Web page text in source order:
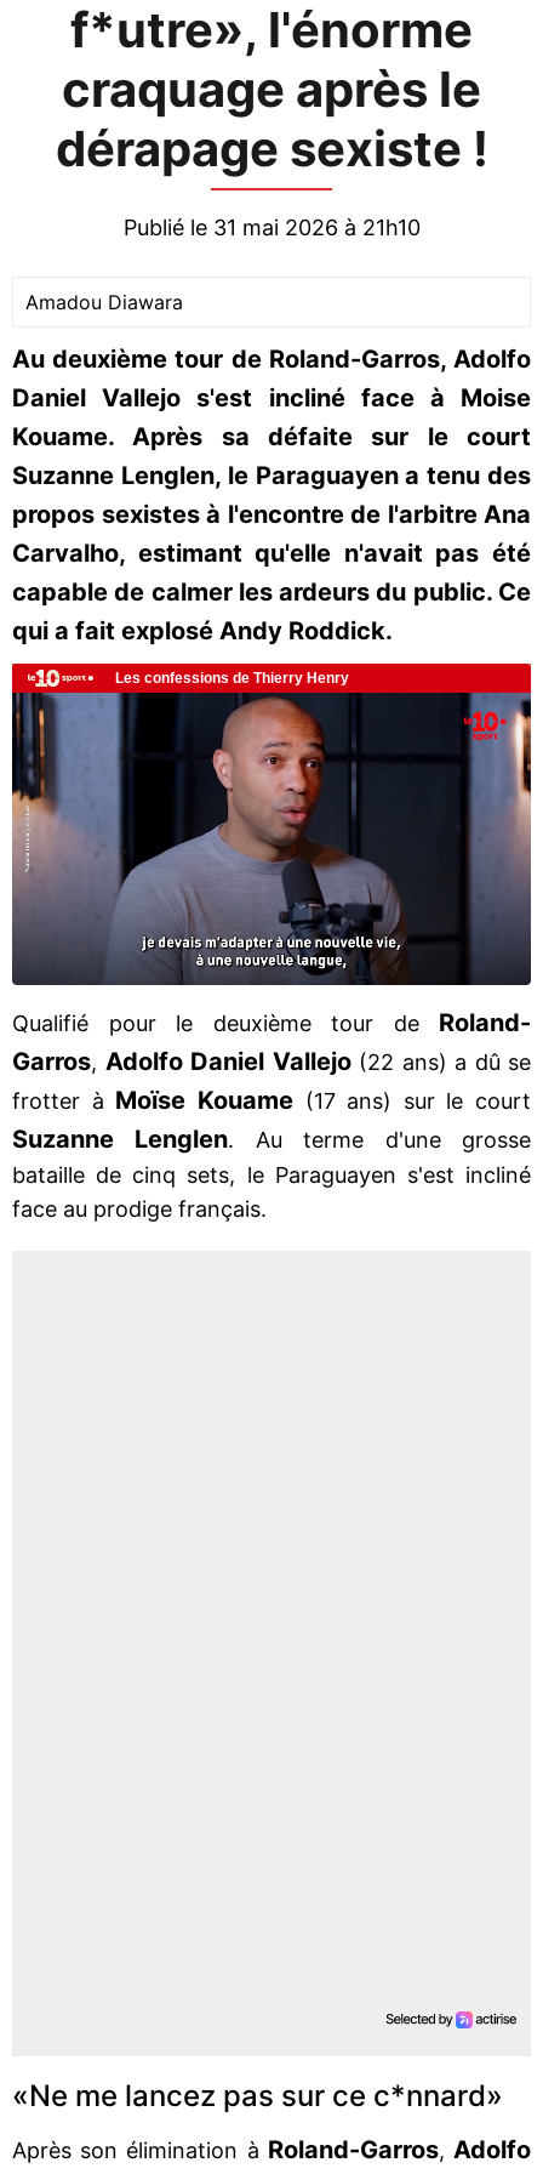
f*utre», l'énorme
craquage après le
dérapage sexiste !
Publié le 31 mai 2026 à 21h10
Amadou Diawara
Au deuxième tour de Roland-Garros, Adolfo
Daniel Vallejo s'est incliné face à Moise
Kouame. Après sa défaite sur le court
Suzanne Lenglen, le Paraguayen a tenu des
propos sexistes à l'encontre de l'arbitre Ana
Carvalho, estimant qu'elle n'avait pas été
capable de calmer les ardeurs du public. Ce
qui a fait explosé Andy Roddick.
Qualifié pour le deuxième tour de Roland-
Garros, Adolfo Daniel Vallejo(22 ans) a dû se
frotter à Moïse Kouame(17 ans) sur le court
Suzanne Lenglen. Au terme d'une grosse
bataille de cinq sets, le Paraguayen s'est incliné
face au prodige français.
«Ne me lancez pas sur ce c*nnard»
Après son élimination à Roland-Garros, Adolfo